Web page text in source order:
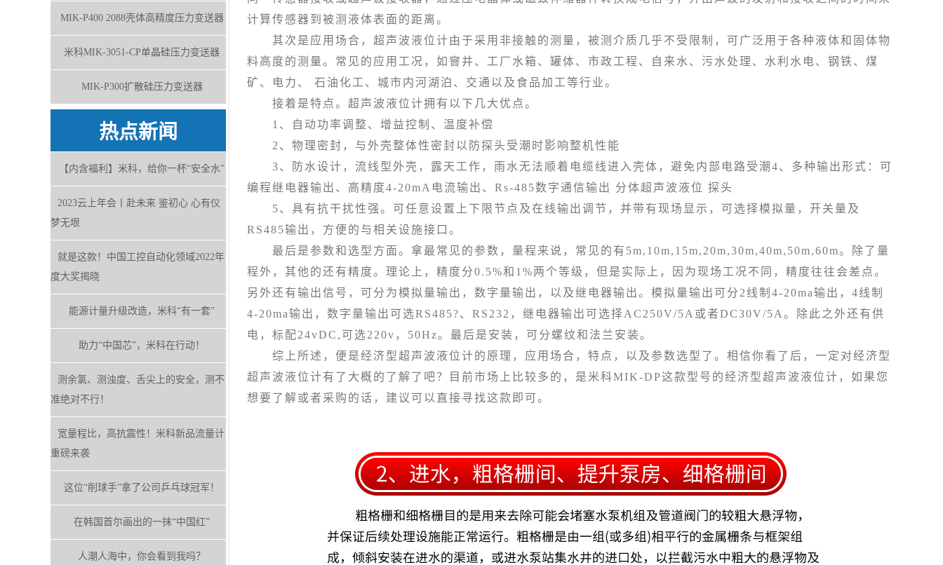
MIK-P400 2088壳体高精度压力变送器
米科MIK-3051-CP单晶硅压力变送器
MIK-P300扩散硅压力变送器
热点新闻
【内含福利】米科，给你一杯“安全水”
2023云上年会丨赴未来 鉴初心 心有仪
梦无垠
就是这款！中国工控自动化领域2022年
度大奖揭晓
能源计量升级改造，米科“有一套”
助力“中国芯”，米科在行动！
测余氯、测浊度、舌尖上的安全，测不
准绝对不行！
宽量程比，高抗震性！米科新品流量计
重磅来袭
这位“削球手”拿了公司乒乓球冠军！
在韩国首尔画出的一抹“中国红”
人潮人海中，你会看到我吗？
计算传感器到被测液体表面的距离。
其次是应用场合，超声波液位计由于采用非接触的测量，被测介质几乎不受限制，可广泛用于各种液体和固体物
料高度的测量。常见的应用工况，如窨井、工厂水箱、罐体、市政工程、自来水、污水处理、水利水电、钢铁、煤
矿、电力、 石油化工、城市内河湖泊、交通以及食品加工等行业。
接着是特点。超声波液位计拥有以下几大优点。
1、自动功率调整、增益控制、温度补偿
2、物理密封，与外壳整体性密封以防探头受潮时影响整机性能
3、防水设计，流线型外壳，露天工作，雨水无法顺着电缆线进入壳体，避免内部电路受潮4、多种输出形式：可
编程继电器输出、高精度4-20mA电流输出、Rs-485数字通信输出 分体超声波液位 探头
5、具有抗干扰性强。可任意设置上下限节点及在线输出调节，并带有现场显示，可选择模拟量，开关量及
RS485输出，方便的与相关设施接口。
最后是参数和选型方面。拿最常见的参数，量程来说，常见的有5m,10m,15m,20m,30m,40m,50m,60m。除了量
程外，其他的还有精度。理论上，精度分0.5%和1%两个等级，但是实际上，因为现场工况不同，精度往往会差点。
另外还有输出信号，可分为模拟量输出，数字量输出，以及继电器输出。模拟量输出可分2线制4-20ma输出，4线制
4-20ma输出，数字量输出可选RS485?、RS232，继电器输出可选择AC250V/5A或者DC30V/5A。除此之外还有供
电，标配24vDC,可选220v，50Hz。最后是安装，可分螺纹和法兰安装。
综上所述，便是经济型超声波液位计的原理，应用场合，特点，以及参数选型了。相信你看了后，一定对经济型
超声波液位计有了大概的了解了吧？目前市场上比较多的，是米科MIK-DP这款型号的经济型超声波液位计，如果您
想要了解或者采购的话，建议可以直接寻找这款即可。